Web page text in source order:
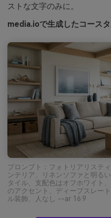
ストな文字のみに。
media.ioで生成したコース
プロンプト：フォトリアリステ
ンテリア、リネンソファと明る
タイル、支配色はオフホワイト
のアクセント、ディープスレー
ル装飾、人なし --ar 16:9